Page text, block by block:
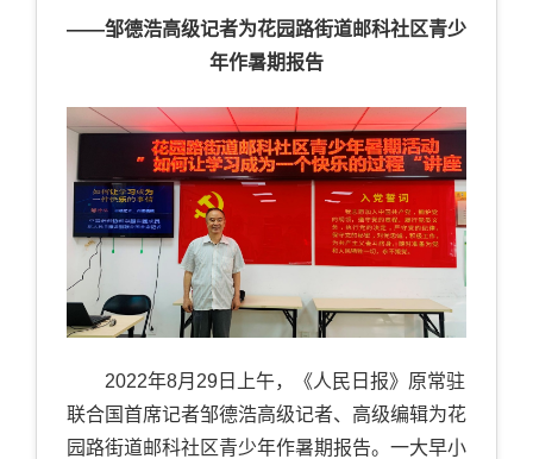
——邹德浩高级记者为花园路街道邮科社区青少
年作暑期报告
2022年8月29日上午，《人民日报》原常驻
联合国首席记者邹德浩高级记者、高级编辑为花
园路街道邮科社区青少年作暑期报告。一大早小